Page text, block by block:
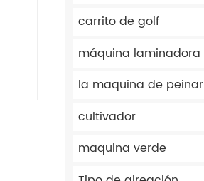
carrito de golf
máquina laminadora
la maquina de peinar
cultivador
maquina verde